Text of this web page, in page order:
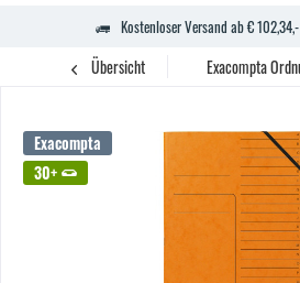
Kostenloser Versand ab €
Übersicht Exacompta
Exacompta
30+